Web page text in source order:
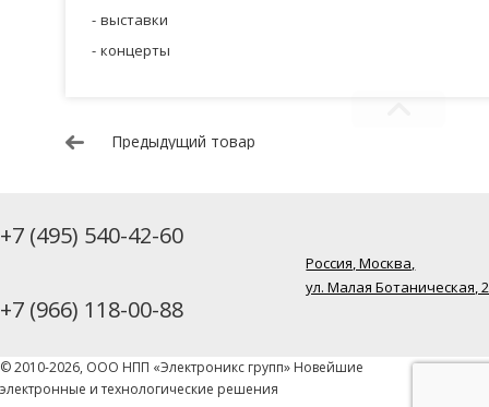
выставки
концерты
Предыдущий товар
+7 (495) 540-42-60
+7 (966) 118-00-88
Россия, Москва,
ул. Малая Ботаническая,
© 2010-2026, ООО НПП «Электроникс групп» Новейшие
электронные и технологические решения